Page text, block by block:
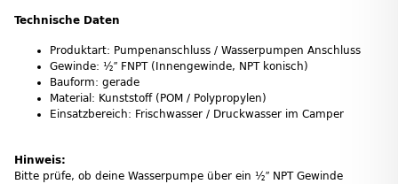
Technische Daten
Produktart: Pumpenanschluss / Wasserpumpen Anschluss
Gewinde: ½″ FNPT (Innengewinde, NPT konisch)
Bauform: gerade
Material: Kunststoff (POM / Polypropylen)
Einsatzbereich: Frischwasser / Druckwasser im Camper
Hinweis:
Bitte prüfe, ob deine Wasserpumpe über ein ½″ NPT Gewinde